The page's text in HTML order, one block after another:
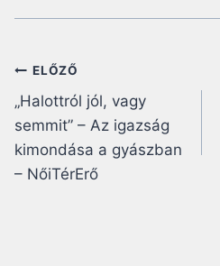
Bejegyzés
navigáció
ELŐZŐ
„Halottról jól, vagy
semmit” – Az igazság
kimondása a gyászban
– NőiTérErő